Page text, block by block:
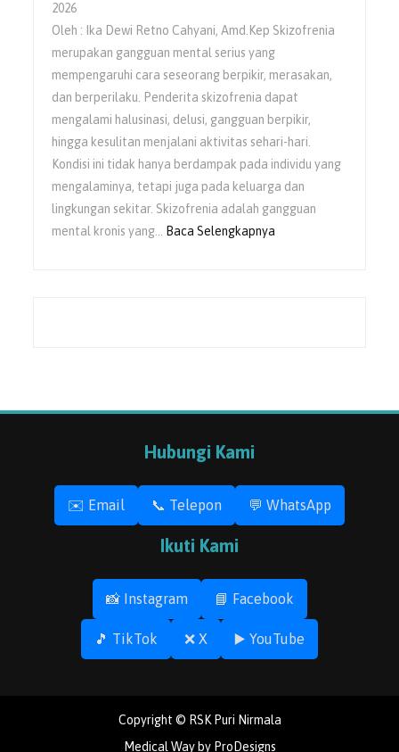
2026
Oleh : Ika Dewi Retno Cahyani, Amd.Kep Skizofrenia
merupakan gangguan mental serius yang
mempengaruhi cara seseorang berpikir, merasakan,
dan berperilaku. Penderita skizofrenia dapat
mengalami halusinasi, delusi, gangguan berpikir,
hingga kesulitan menjalani aktivitas sehari-hari.
Kondisi ini tidak hanya berdampak pada individu yang
mengalaminya, tetapi juga pada keluarga dan
lingkungan sekitar. Skizofrenia adalah gangguan
mental kronis yang…
Baca Selengkapnya
Hubungi Kami
✉️ Email 📞 Telepon 💬 WhatsApp
Ikuti Kami
📸 Instagram 📘 Facebook
🎵 TikTok ❌ X ▶️ YouTube
Copyright © RSK Puri Nirmala
Medical Way by ProDesigns